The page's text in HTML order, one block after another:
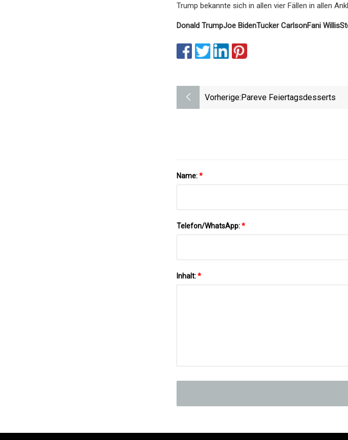
Trump bekannte sich in allen vier Fällen in allen
Donald TrumpJoe BidenTucker CarlsonFani Willis
Vorherige:Pareve Feiertagsdesserts
Name:*
Telefon/WhatsApp:*
Inhalt:*